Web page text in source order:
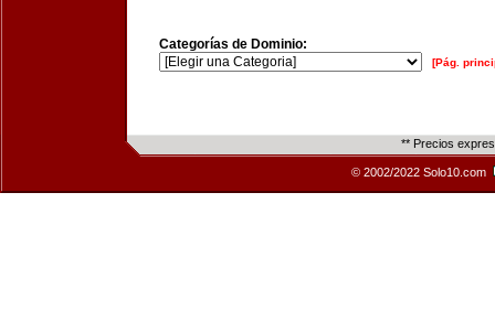
Categorías de Dominio:
[Pág.
** Precios
© 2002/2022 Solo10.com